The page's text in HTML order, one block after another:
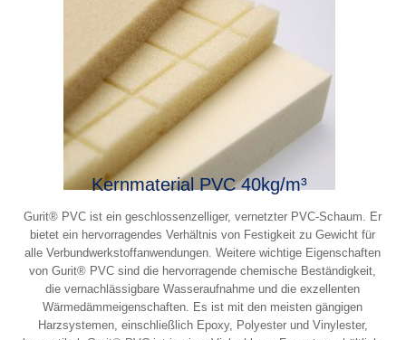
Kernmaterial PVC 40kg/m³
Gurit® PVC ist ein geschlossenzelliger, vernetzter PVC-Schaum. Er
bietet ein hervorragendes Verhältnis von Festigkeit zu Gewicht für
alle Verbundwerkstoffanwendungen. Weitere wichtige Eigenschaften
von Gurit® PVC sind die hervorragende chemische Beständigkeit,
die vernachlässigbare Wasseraufnahme und die exzellenten
Wärmedämmeigenschaften. Es ist mit den meisten gängigen
Harzsystemen, einschließlich Epoxy, Polyester und Vinylester,